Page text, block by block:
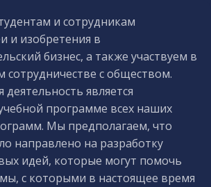
и сотрудникам
и изобретения в
бизнес, а также участвуем в
с обществом.
является
программе всех наших
Мы предполагаем, что
направлено на разработку
идей, которые могут помочь
с которыми в настоящее время